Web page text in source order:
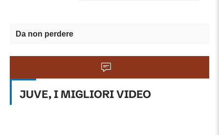
Da non perdere
JUVE, I MIGLIORI VIDEO